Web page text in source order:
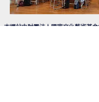
本網站由財團法人國家文化藝術基